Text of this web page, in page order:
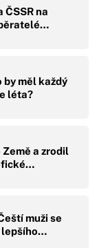
na
by měl každý
léta?
a zrodil
muži se
lepšího…